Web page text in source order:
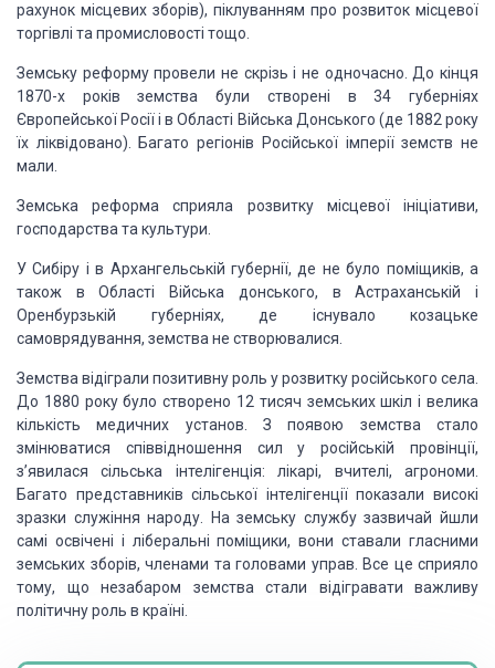
рахунок місцевих зборів), піклуванням про розвиток місцевої
торгівлі та промисловості тощо.
Земську реформупровели не скрізь і не одночасно. До кінця
1870-х років земства були створені в 34губерніях
Європейської Росії і вОбласті Війська Донського (де 1882 року
їх ліквідовано). Багато регіонів Російськоїімперії земств не
мали.
Земська реформа сприяла розвитку місцевої ініціативи,
господарства та культури.
У Сибіру і в Архангельській губернії, де не було поміщиків, а
також в Області Війська донського, в Астраханській і
Оренбурзькій губерніях, де існувало козацьке
самоврядування, земства не створювалися.
Земства відіграли позитивну роль у розвитку російського села.
До 1880 року було створено 12 тисяч земських шкіл і велика
кількість медичних установ. З появою земства стало
змінюватися співвідношення сил у російській провінції,
з’явилася сільська інтелігенція: лікарі, вчителі, агрономи.
Багато представників сільської інтелігенції показали високі
зразки служіння народу. На земську службузазвичай йшли
самі освічені і ліберальні поміщики, вони ставали гласними
земських зборів, членами та головами управ. Все це сприяло
тому, що незабаром земства стали відігравати важливу
політичну роль в країні.